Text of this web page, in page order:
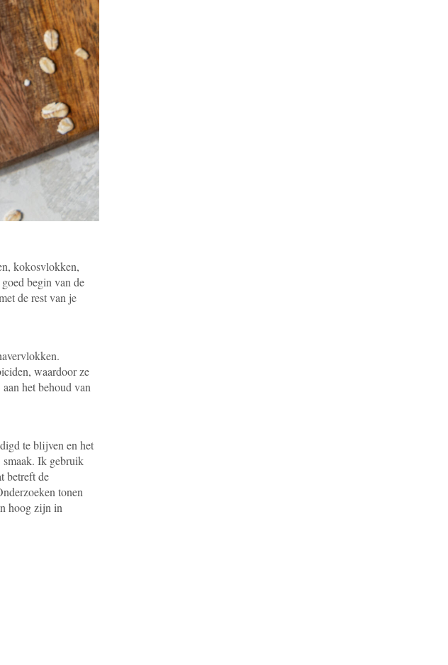
kokosvlokken,
begin van de
de rest van je
waardoor ze
het behoud van
te blijven en het
smaak. Ik gebruik
betreft de
tonen
hoog zijn in